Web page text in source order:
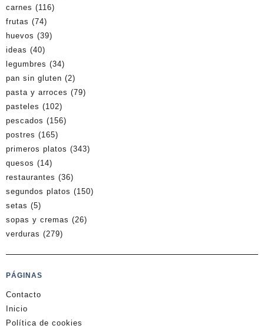
carnes (116)
frutas (74)
huevos (39)
ideas (40)
legumbres (34)
pan sin gluten (2)
pasta y arroces (79)
pasteles (102)
pescados (156)
postres (165)
primeros platos (343)
quesos (14)
restaurantes (36)
segundos platos (150)
setas (5)
sopas y cremas (26)
verduras (279)
PÁGINAS
Contacto
Inicio
Política de cookies